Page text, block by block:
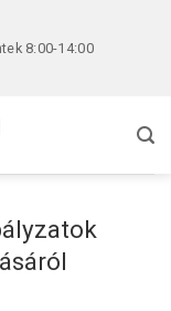
8:00-14:00